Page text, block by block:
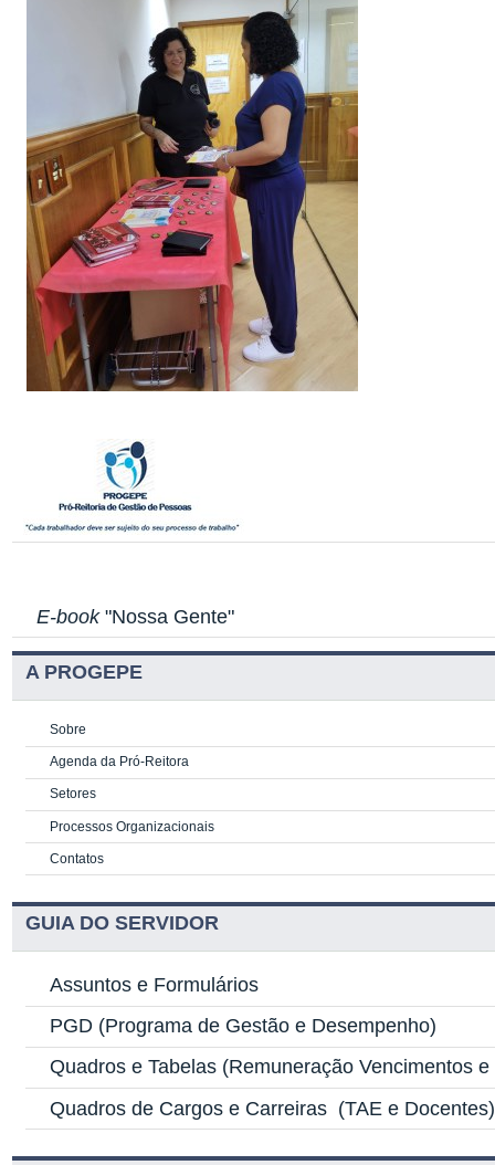
E-book"Nossa Gente"
A PROGEPE
Sobre
Agenda da Pró-Reitora
Setores
Processos Organizacionais
Contatos
GUIA DO SERVIDOR
Assuntos e Formulários
PGD (Programa de Gestão e Desempenho)
Quadros e Tabelas (Remuneração Vencimentos
Quadros de Cargos e Carreiras (TAE e Docentes)